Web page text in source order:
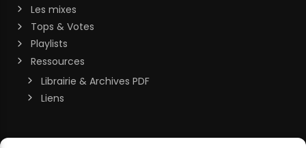
Les mixes
Tops & Votes
Playlists
Ressources
Librairie & Archives PDF
Liens